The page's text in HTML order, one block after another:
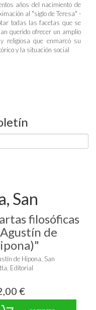
años del nacimiento de
al "siglo de Teresa" -
todas las facetas que se
querido ofrecer un amplio
religiosa que enmarcó su
y la situación social
San
filosóficas
de
de Hipona, San
Editorial
€